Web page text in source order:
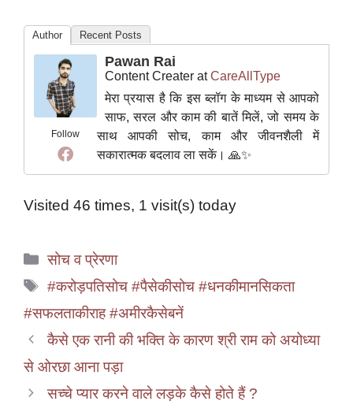
Author Recent Posts
Follow
Pawan Rai
Content Creater atCareAllType
मेरा प्रयास है कि इस ब्लॉग के माध्यम से आपको
साफ, सरल और काम की बातें मिलें, जो समय के
साथ आपकी सोच, काम और जीवनशैली में
सकारात्मक बदलाव ला सकें। 🙏✨
Visited 46 times, 1 visit(s) today
Categories
सोच व प्रेरणा
Tags
#करोड़पतिसोच #पैसेकीसोच #धनकीमानसिकता
#सफलताकीराह #अमीरकैसेबनें
कैसे एक रानी की भक्ति के कारण श्री राम को अयोध्या
से ओरछा आना पड़ा
सच्चे प्यार करने वाले लड़के कैसे होते हैं ?